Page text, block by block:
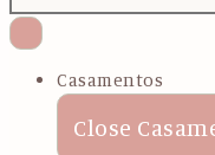
Casamentos
Close